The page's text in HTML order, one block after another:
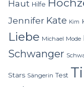
Haut Hilfe
Jennifer Kate Kim
Liebe Michael Mode
Schwanger
Stars Sängerin Test